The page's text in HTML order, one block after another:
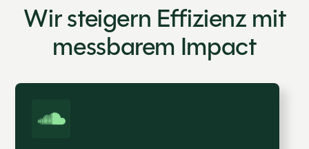
Wir steigern Effizienz mit
messbarem Impact